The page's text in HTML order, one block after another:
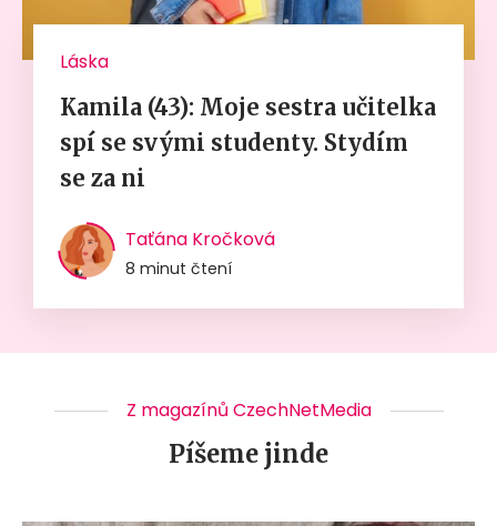
Láska
Kamila (43): Moje sestra učitelka
spí se svými studenty. Stydím
se za ni
Taťána Kročková
8 minut čtení
Z magazínů CzechNetMedia
Píšeme jinde